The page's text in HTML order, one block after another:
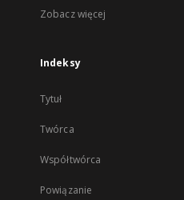
Zobacz więcej
Indeksy
Tytuł
Twórca
Współtwórca
Powiązanie